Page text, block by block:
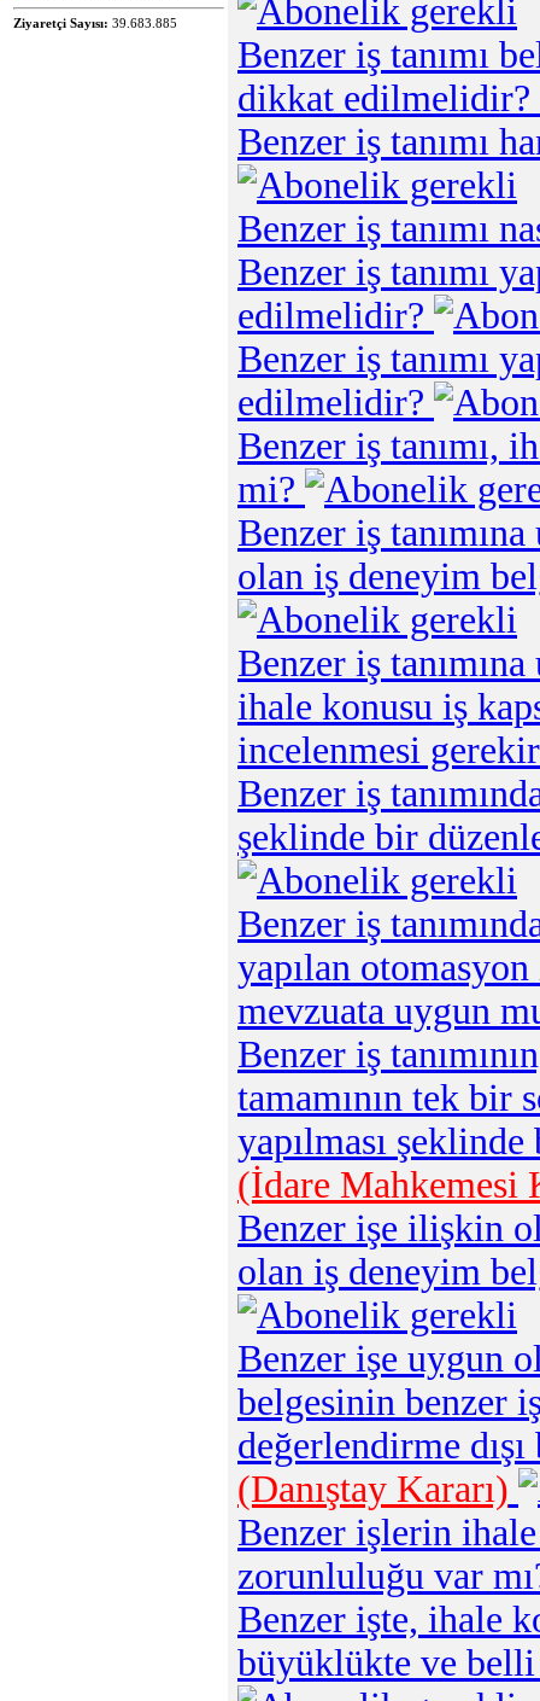
Ziyaretçi Sayısı: 39.683.885
Benzer iş tanımı
dikkat edilmelidir?
Benzer iş tanımı
Benzer iş tanımı
Benzer iş tanımı
edilmelidir?
Benzer iş tanımı
edilmelidir?
Benzer iş tanımı,
mi?
Benzer iş
olan iş deneyim
Benzer iş
ihale konusu iş
incelenmesi
Benzer iş
şeklinde bir
Benzer iş
yapılan
mevzuata uygun
Benzer iş
tamamının tek bir
yapılması
(İdare Mahkemesi
Benzer işe ilişkin
olan iş deneyim
Benzer işe uygun
belgesinin benzer
değerlendirme
(Danıştay Kararı)
Benzer işlerin
zorunluluğu var
Benzer işte, ihale
büyüklükte ve belli